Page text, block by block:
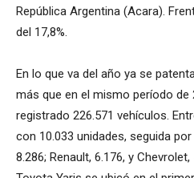
República Argentina (Acara).
del 17,8%.
En lo que va del año ya se
más que en el mismo período de
registrado 226.571 vehículos.
con 10.033 unidades, seguida
8.286; Renault, 6.176, y